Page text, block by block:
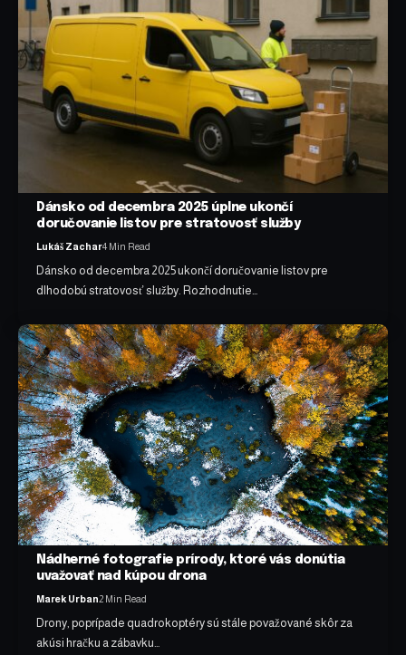
Dánsko od decembra 2025 úplne ukončí
doručovanie listov pre stratovosť služby
Lukáš Zachar4 Min Read
Dánsko od decembra 2025 ukončí doručovanie listov pre
dlhodobú stratovosť služby. Rozhodnutie…
Nádherné fotografie prírody, ktoré vás donútia
uvažovať nad kúpou drona
Marek Urban2 Min Read
Drony, poprípade quadrokoptéry sú stále považované skôr za
akúsi hračku a zábavku…